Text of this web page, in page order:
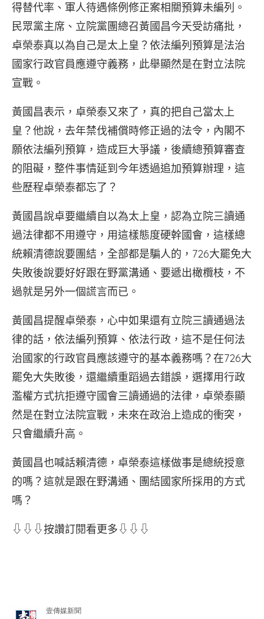
得替代率、軍人待遇條例修正案相關預算未編列。
民眾黨主席、立院黨團總召黃國昌今天受訪痛批，
卓榮泰真以為自己是太上皇？依法編列預算是法治
國家行政官員應遵守義務，此舉顯然是在對立法院
宣戰。
黃國昌表示，卓榮泰又來了，真的把自己當太上
皇？他說，去年禁伐補償時修正過的法令，內閣不
願依法編列預算，造成巨大爭議，後續總預算審查
的阻礙，整件事情延到今年透過追加預算辦理，這
些歷程卓榮泰都忘了？
黃國昌說卓要繼續自以為太上皇，認為立院三讀通
過法律都不用遵守，用這樣態度硬幹國會，這樣總
統賴清德說要團結，全部都是騙人的，726大罷免大
失敗後說要好好跟在野黨溝通、要遞出橄欖枝，不
過就是另外一個謊言而已。
黃國昌提醒卓榮泰，心中如果還有立院三讀通過法
律的話，依法編列預算、依法行政，這不是任何法
治國家的行政官員應該遵守的基本義務嗎？在726大
罷免大失敗後，還繼續重蹈過去錯誤，選擇用行政
濫權方式抗拒遵守國會三讀通過的法律，卓榮泰顯
然是在對立法院宣戰，未來在政治上造成的衝突，
只會繼續升高。
黃國昌也喊話賴清德，卓榮泰這樣做事是總統授意
的嗎？這就是跟在野溝通、團結國家所採用的方式
嗎？
⇩⇩⇩按讚訂閱看更多⇩⇩⇩